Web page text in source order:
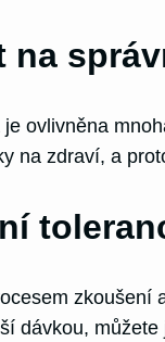
na
ovlivněna
na zdraví, a
dávkou,